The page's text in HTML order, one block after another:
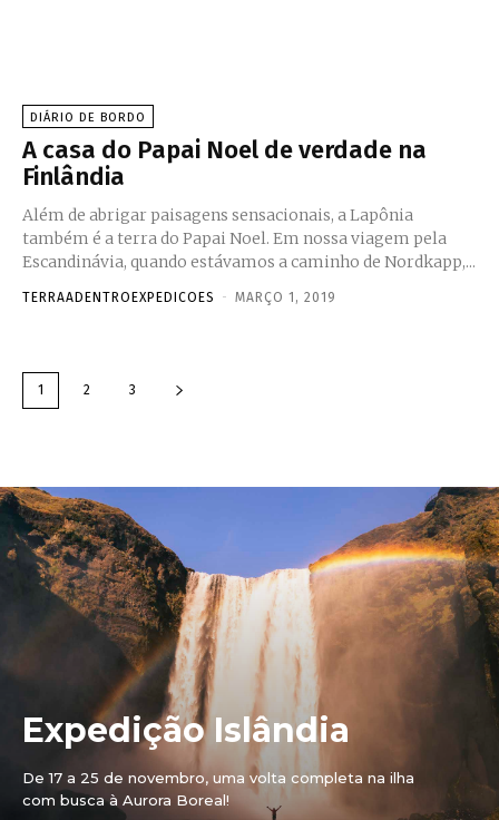
DIÁRIO DE BORDO
A casa do Papai Noel de verdade na
Finlândia
Além de abrigar paisagens sensacionais, a Lapônia
também é a terra do Papai Noel. Em nossa viagem pela
Escandinávia, quando estávamos a caminho de Nordkapp,...
TERRAADENTROEXPEDICOES - MARÇO 1, 2019
1 2 3
Expedição Islândia
De 17 a 25 de novembro, uma volta completa na ilha
com busca à Aurora Boreal!